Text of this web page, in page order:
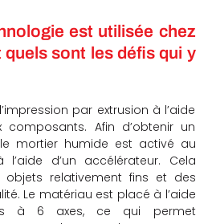
est utilisée chez
quels sont les défis qui y
par extrusion à l’aide
composants. Afin d’obtenir un
mortier humide est activé au
d’un accélérateur. Cela
relativement fins et des
Le matériau est placé à l’aide
à 6 axes, ce qui permet